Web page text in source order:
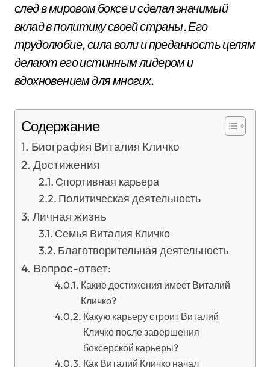
след в мировом боксе и сделал значимый
вклад в политику своей страны. Его
трудолюбие, сила воли и преданность целям
делают его истинным лидером и
вдохновением для многих.
Содержание
Биография Виталия Кличко
Достижения
Спортивная карьера
Политическая деятельность
Личная жизнь
Семья Виталия Кличко
Благотворительная деятельность
Вопрос-ответ:
Какие достижения имеет Виталий
Кличко?
Какую карьеру строит Виталий
Кличко после завершения
боксерской карьеры?
Как Виталий Кличко начал